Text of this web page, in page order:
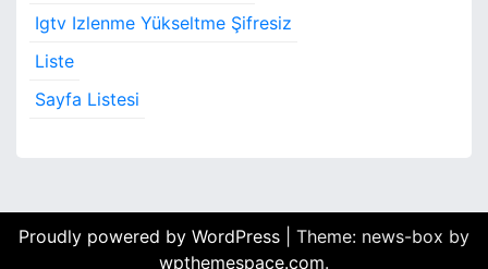
z
i
n
s
Igtv Izlenme Yükseltme Şifresiz
Liste
Sayfa Listesi
Proudly powered by WordPress
Theme: news-box by
wpthemespace.com.